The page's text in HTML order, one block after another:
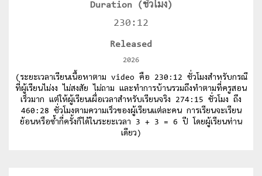
Duration (ชั่วโมง)
230:12
Released
2026
(ระยะเวลาเรียนเนื้อหาตาม video คือ 230:12 ชั่วโมงสำหรับกรณี
ที่ผู้เรียนไม่งง ไม่สงสัย ไม่ถาม และทำการบ้านรวมถึงทำตามที่ครูสอน
เร็วมาก แต่ให้ผู้เรียนเผื่อเวลาสำหรับเรียนจริง 274:15 ชั่วโมง ถึง
460:28 ชั่วโมงตามความเร็วของผู้เรียนแต่ละคน การเรียนจะเรียน
ย้อนหรือซ้ำกี่ครั้งก็ได้ในระยะเวลา 3 + 3 = 6 ปี โดยผู้เรียนท่าน
เดียว)